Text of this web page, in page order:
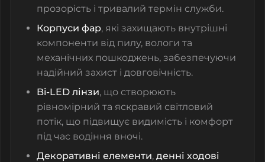
прозорість і тривалий термін служби.
Корпуси фар, які захищають внутрішні
компоненти від пилу, вологи та
механічних пошкоджень, забезпечуючи
надійний захист і довговічність.
Bi-LED лінзи, що створюють
рівномірний та яскравий світловий
потік, що підвищує видимість і комфорт
під час водіння вночі.
Декоративні елементи, денні ходові